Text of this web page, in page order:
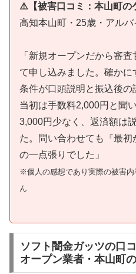
⚠️【被害口コミ：本山町の
高知本山町・25歳・アルバ
「新規オープンだから審
て申し込みました。確かに
条件が口頭説明と振込後の
当初は手数料2,000円と聞
3,000円少なく、返済額は
た。問い合わせても『最初
の一点張りでした」
※個人の感想であり実際の被害
ん
ソフト闇金ガッツの口
オープン業者・本山町